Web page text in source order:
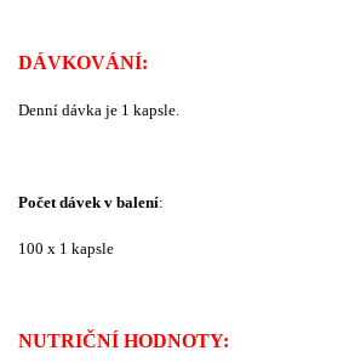
DÁVKOVÁNÍ:
Denní dávka je 1 kapsle.
Počet dávek v balení:
100 x 1 kapsle
NUTRIČNÍ HODNOTY: